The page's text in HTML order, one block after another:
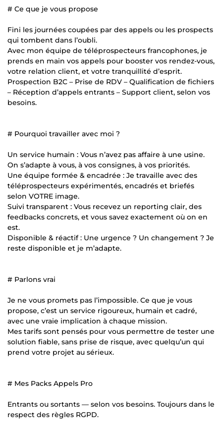
# Ce que je vous propose
Fini les journées coupées par des appels ou les prospects
qui tombent dans l’oubli.
Avec mon équipe de téléprospecteurs francophones, je
prends en main vos appels pour booster vos rendez-vous,
votre relation client, et votre tranquillité d’esprit.
Prospection B2C – Prise de RDV – Qualification de fichiers
– Réception d’appels entrants – Support client, selon vos
besoins.
# Pourquoi travailler avec moi ?
Un service humain : Vous n’avez pas affaire à une usine.
On s’adapte à vous, à vos consignes, à vos priorités.
Une équipe formée & encadrée : Je travaille avec des
téléprospecteurs expérimentés, encadrés et briefés
selon VOTRE image.
Suivi transparent : Vous recevez un reporting clair, des
feedbacks concrets, et vous savez exactement où on en
est.
Disponible & réactif : Une urgence ? Un changement ? Je
reste disponible et je m’adapte.
# Parlons vrai
Je ne vous promets pas l’impossible. Ce que je vous
propose, c’est un service rigoureux, humain et cadré,
avec une vraie implication à chaque mission.
Mes tarifs sont pensés pour vous permettre de tester une
solution fiable, sans prise de risque, avec quelqu’un qui
prend votre projet au sérieux.
# Mes Packs Appels Pro
Entrants ou sortants — selon vos besoins. Toujours dans le
respect des règles RGPD.